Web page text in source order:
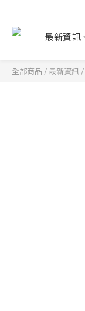
最新資訊
全部商品 /最新資訊 /